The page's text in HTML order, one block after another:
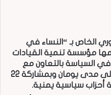
الخاص بـ “النساء في
مؤسسة تنمية القيادات
في السياسة بالتعاون مع
هيئة الأمم المتحدة للمرأة على مدى يومان وبمشاركة 22
أحزاب سياسية يمنية.